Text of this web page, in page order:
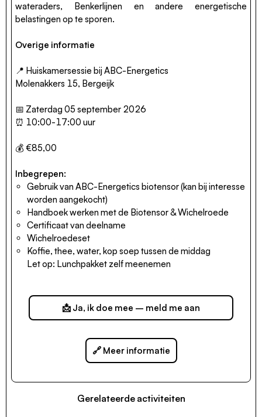
wateraders, Benkerlijnen en andere energetische
belastingen op te sporen.
Overige informatie
📍 Huiskamersessie bij ABC-Energetics
Molenakkers 15, Bergeijk
📅 Zaterdag 05 september 2026
⏰ 10:00-17:00 uur
💰 €85,00
Inbegrepen:
Gebruik van ABC-Energetics biotensor (kan bij interesse
worden aangekocht)
Handboek werken met de Biotensor & Wichelroede
Certificaat van deelname
Wichelroedeset
Koffie, thee, water, kop soep tussen de middag
Let op: Lunchpakket zelf meenemen
📩 Ja, ik doe mee – meld me aan
🔗 Meer informatie
Gerelateerde activiteiten